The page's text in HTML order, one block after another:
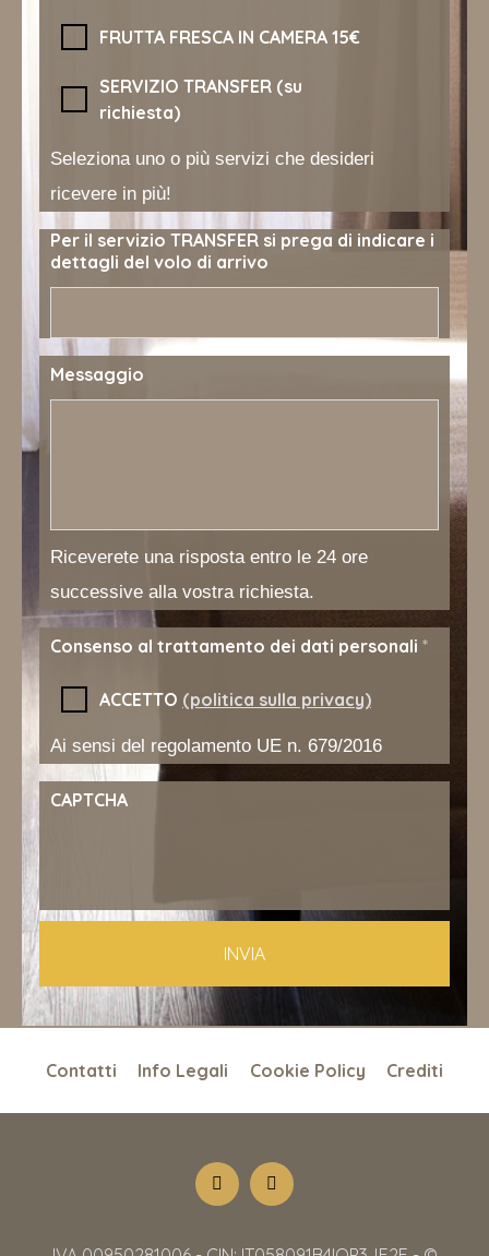
FRUTTA FRESCA IN CAMERA 15€
SERVIZIO TRANSFER (su
richiesta)
Seleziona uno o più servizi che desideri
ricevere in più!
Per il servizio TRANSFER si prega di indicare i
dettagli del volo di arrivo
Messaggio
Riceverete una risposta entro le 24 ore
successive alla vostra richiesta.
Consenso al trattamento dei dati personali *
ACCETTO (politica sulla privacy)
Ai sensi del regolamento UE n. 679/2016
CAPTCHA
Contatti Info Legali Cookie Policy Crediti